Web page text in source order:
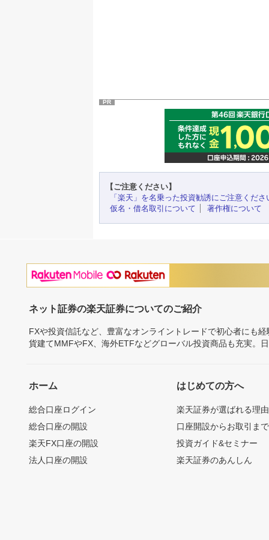
PR
【ご注意ください】
「楽天」を名乗った投資勧誘にご注意くださ
仮名・借名取引について
著作権について
ネット証券の楽天証券についてのご紹介
FXや投資信託など、豊富なオンライントレードで初心者にも
貨建てMMFやFX、海外ETFなどグローバル投資商品も充実。
ホーム
総合口座ログイン
総合口座の開設
楽天FX口座の開設
法人口座の開設
はじめての方へ
楽天証券が選ばれる理由
口座開設からお取引ま
投資ガイド&セミナー
楽天証券のあんしん